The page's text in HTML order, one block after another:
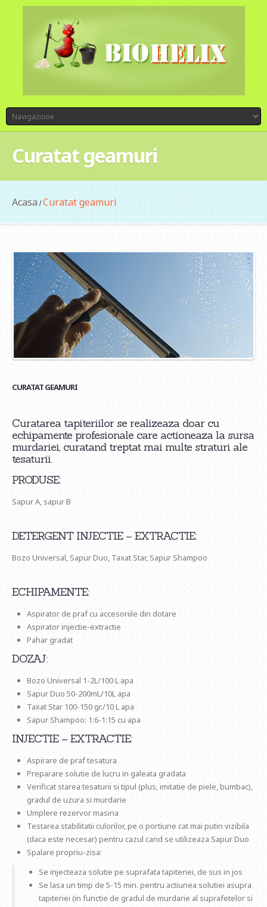
Curatat geamuri
Acasa Curatat geamuri
CURATAT GEAMURI
Curatarea tapiteriilor se realizeaza doar cu
echipamente profesionale care actioneaza la sursa
murdariei, curatand treptat mai multe straturi ale
tesaturii.
PRODUSE:
Sapur A, sapur B
DETERGENT INJECTIE – EXTRACTIE:
Bozo Universal, Sapur Duo, Taxat Star, Sapur Shampoo
ECHIPAMENTE:
Aspirator de praf cu accesoriile din dotare
Aspirator injectie-extractie
Pahar gradat
DOZAJ:
Bozo Universal 1-2L/100 L apa
Sapur Duo 50-200mL/10L apa
Taxat Star 100-150 gr./10 L apa
Sapur Shampoo: 1:6-1:15 cu apa
INJECTIE – EXTRACTIE:
Aspirare de praf tesatura
Preparare solutie de lucru in galeata gradata
Verificat starea tesaturii si tipul (plus, imitatie de piele, bumbac),
gradul de uzura si murdarie
Umplere rezervor masina
Testarea stabilitatii culorilor, pe o portiune cat mai putin vizibila
(daca este necesar) pentru cazul cand se utilizeaza Sapur Duo
Spalare propriu-zisa:
Se injecteaza solutie pe suprafata tapiteriei, de sus in jos
Se lasa un timp de 5-15 min. pentru actiunea solutiei asupra
tapiteriei (in functie de gradul de murdarie al suprafetelor si